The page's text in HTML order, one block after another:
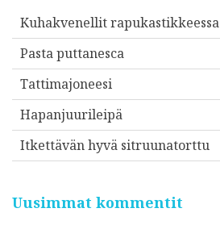
Kuhakvenellit rapukastikkeessa
Pasta puttanesca
Tattimajoneesi
Hapanjuurileipä
Itkettävän hyvä sitruunatorttu
Uusimmat kommentit